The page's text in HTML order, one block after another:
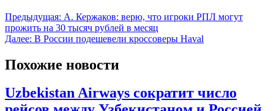
Предыдущая: А. Кержаков: верю, что игроки РПЛ могут
прожить на 30 тысяч рублей в месяц
Далее: В России подешевели кроссоверы Haval
Похожие новости
Uzbekistan Airways сократит число